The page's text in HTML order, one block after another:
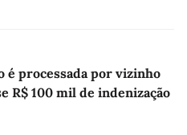
é processada por vizinho
R$ 100 mil de indenização